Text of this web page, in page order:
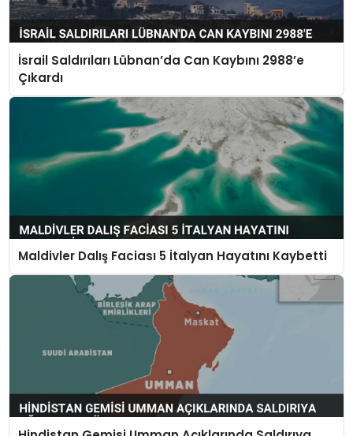
İsrail Saldırıları Lübnan’da Can Kaybını 2988’e
Çıkardı
Maldivler Dalış Faciası 5 İtalyan Hayatını Kaybetti